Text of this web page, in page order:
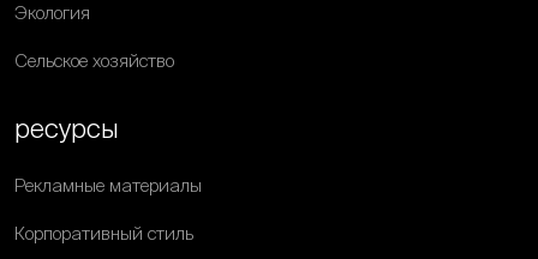
Экология
Сельское хозяйство
ресурсы
Рекламные материалы
Корпоративный стиль